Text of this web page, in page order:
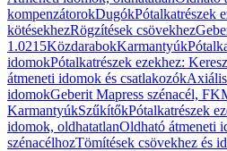
kompenzátorokDugókPótalkatrészek
kötésekhezRögzítések csövekhez
1.0215KözdarabokKarmantyúk
idomokPótalkatrészek ezekhez:
átmeneti idomok és csatlakozók
idomokGeberit Mapress szénacél,
KarmantyúkSzűkítőkPótalkatrészek
idomok, oldhatatlanOldható átmeneti
szénacélhozTömítések csövekhez és